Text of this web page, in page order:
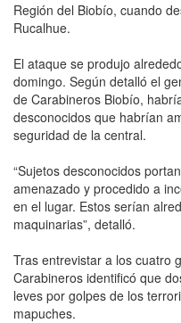
Región del Biobío, cuando
Rucalhue.
El ataque se produjo
domingo. Según detalló el
de Carabineros Biobío,
desconocidos que habrían
seguridad de la central.
“Sujetos desconocidos
amenazado y procedido a
en el lugar. Estos serían
maquinarias”, detalló.
Tras entrevistar a los cuatro
Carabineros identificó que
leves por golpes de los
mapuches.